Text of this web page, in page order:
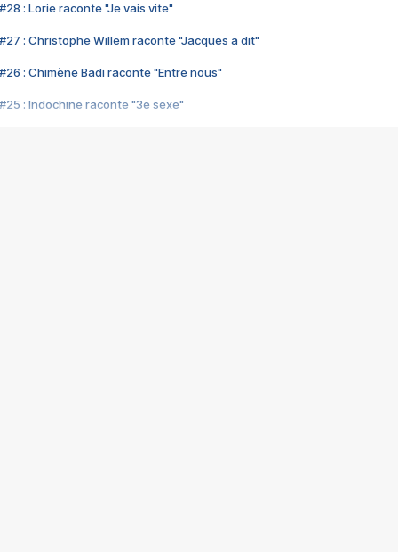
#28 : Lorie raconte "Je vais vite"
#27 : Christophe Willem raconte "Jacques a dit"
#26 : Chimène Badi raconte "Entre nous"
#25 : Indochine raconte "3e sexe"